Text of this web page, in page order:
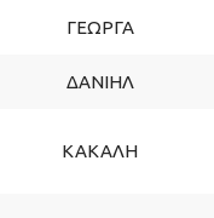
ΓΕΩΡΓΑ
ΔΑΝΙΗΛ
ΚΑΚΑΛΗ